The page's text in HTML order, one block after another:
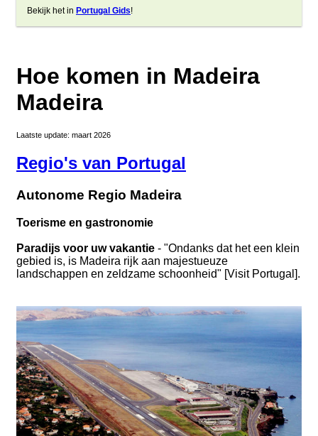
Bekijk het in Portugal Gids!
Hoe komen in Madeira
Madeira
Laatste update: maart 2026
Regio's van Portugal
Autonome Regio Madeira
Toerisme en gastronomie
Paradijs voor uw vakantie - "Ondanks dat het een klein
gebied is, is Madeira rijk aan majestueuze
landschappen en zeldzame schoonheid" [Visit Portugal].